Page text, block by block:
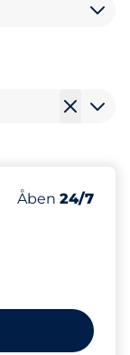
Antal
Antal pladser
88
Åben 24/7